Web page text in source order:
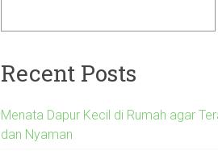
Recent Posts
Menata Dapur Kecil di Rumah agar
dan Nyaman